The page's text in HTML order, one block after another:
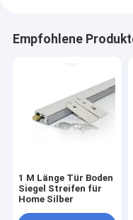
Empfohlene
1 M Länge Tür Boden
Siegel Streifen für
Home Silber